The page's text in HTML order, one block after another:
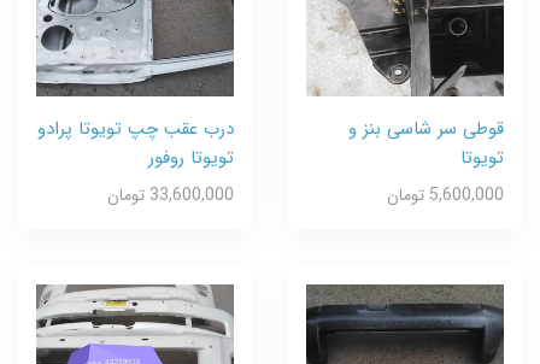
قوطی سر شاسی بنز و
تویوتا
5,600,000 تومان
درب عقب چپ تویوتا پرادو
تویوتا روفور
33,600,000 تومان